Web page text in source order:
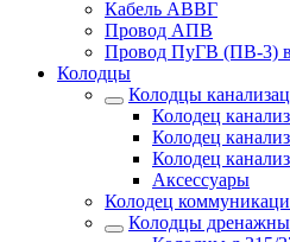
Кабель АВВГ
Провод АПВ
Провод ПуГВ (ПВ-3) в
Колодцы
Колодцы
Колодец
Колодец
Колодец
Аксессуары
Колодец
Колодцы